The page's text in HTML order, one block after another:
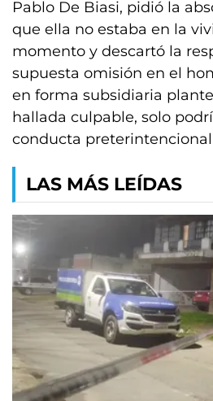
Pablo De Biasi, pidió la
que ella no estaba en la
momento y descartó la
supuesta omisión en el
en forma subsidiaria
hallada culpable, solo
conducta
LAS MÁS LEÍDAS